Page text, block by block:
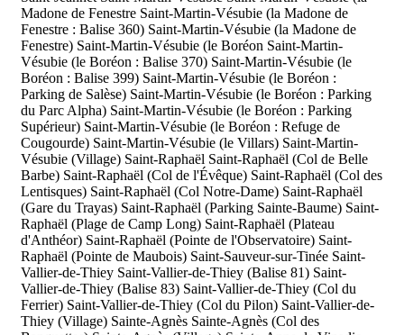
Madone de Fenestre Saint-Martin-Vésubie (la Madone de
Fenestre : Balise 360) Saint-Martin-Vésubie (la Madone de
Fenestre) Saint-Martin-Vésubie (le Boréon Saint-Martin-
Vésubie (le Boréon : Balise 370) Saint-Martin-Vésubie (le
Boréon : Balise 399) Saint-Martin-Vésubie (le Boréon :
Parking de Salèse) Saint-Martin-Vésubie (le Boréon : Parking
du Parc Alpha) Saint-Martin-Vésubie (le Boréon : Parking
Supérieur) Saint-Martin-Vésubie (le Boréon : Refuge de
Cougourde) Saint-Martin-Vésubie (le Villars) Saint-Martin-
Vésubie (Village) Saint-Raphaël Saint-Raphaël (Col de Belle
Barbe) Saint-Raphaël (Col de l'Évêque) Saint-Raphaël (Col des
Lentisques) Saint-Raphaël (Col Notre-Dame) Saint-Raphaël
(Gare du Trayas) Saint-Raphaël (Parking Sainte-Baume) Saint-
Raphaël (Plage de Camp Long) Saint-Raphaël (Plateau
d'Anthéor) Saint-Raphaël (Pointe de l'Observatoire) Saint-
Raphaël (Pointe de Maubois) Saint-Sauveur-sur-Tinée Saint-
Vallier-de-Thiey Saint-Vallier-de-Thiey (Balise 81) Saint-
Vallier-de-Thiey (Balise 83) Saint-Vallier-de-Thiey (Col du
Ferrier) Saint-Vallier-de-Thiey (Col du Pilon) Saint-Vallier-de-
Thiey (Village) Sainte-Agnès Sainte-Agnès (Col des